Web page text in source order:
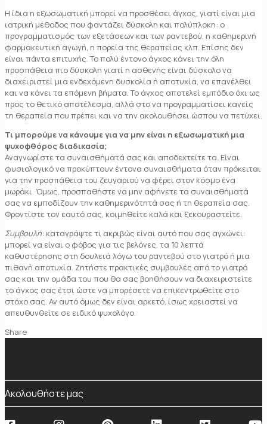
Η ίδια η εξωσωματική μπορεί να προσθέσει άγχος, γιατί είναι μια
ιατρική μέθοδος που φαντάζει δύσκολη και πολύπλοκη: ο
προγραμματισμός των εξετάσεων και των ραντεβού, η καθημερινή
φαρμακευτική αγωγή, η πορεία της θεραπείας κλπ. Επίσης δεν
είναι πάντα επιτυχής. Το πολύ έντονο άγχος κάνει την όλη
προσπάθεια πιο δύσκολη γιατί η ασθενής είναι δύσκολο να
διαχειριστεί μια ενδεχόμενη δυσκολία ή αποτυχία, να επανέλθει
και να κάνει τα επόμενη βήματα. Το άγχος αποτελεί εμπόδιο όχι ως
προς το θετικό αποτέλεσμα, αλλά στο να προγραμματίσει κανείς
τη θεραπεία που πρέπει και να την ακολουθήσει ώσπου να πετύχει.
Τι μπορούμε να κάνουμε για να μην είναι η εξωσωματική μια
ψυχοφθόρος διαδικασία;
Αναγνωρίστε τα συναισθήματά σας και αποδεχτείτε τα. Είναι
φυσιολογικό να προκύπτουν έντονα συναισθήματα όταν πρόκειται
για την προσπάθεια του ζευγαριού να φέρει στον κόσμο ένα
μωράκι. Όμως, προσπαθήστε να μην αφήνετε τα συναισθήματά
σας να εμποδίζουν την καθημερινότητά σας ή τη θεραπεία σας.
Φροντίστε τον εαυτό σας, κοιμηθείτε καλά και ξεκουραστείτε.
Συμβουλή: καταγράψτε τι ακριβώς είναι αυτό που σας αγχώνει:
μπορεί να είναι ο φόβος για τις βελόνες, τα 10 λεπτά
καθυστέρησης στη δουλειά λόγω του ραντεβού στο γιατρό ή μια
πιθανή αποτυχία. Ζητήστε πρακτικές συμβουλές από το γιατρό
σας και την ομάδα του που θα σας βοηθήσουν να διαχειριστείτε
το άγχος σας έτσι ώστε να μπορέσετε να επικεντρωθείτε στο
στόχο σας. Αν αυτό όμως δεν είναι αρκετό, ίσως χρειαστεί να
απευθυνθείτε σε ειδικό ψυχολόγο.
Share
Ακολουθήστε μας